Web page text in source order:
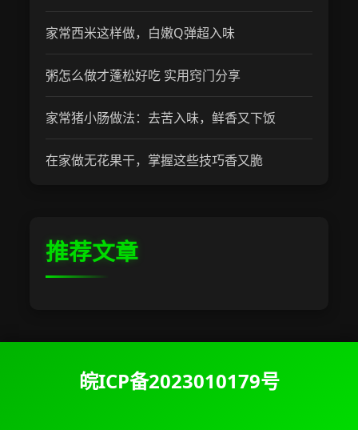
家常西米这样做，白嫩Q弹超入味
粥怎么做才蓬松好吃 实用窍门分享
家常猪小肠做法：去苦入味，鲜香又下饭
在家做无花果干，掌握这些技巧香又脆
推荐文章
皖ICP备2023010179号